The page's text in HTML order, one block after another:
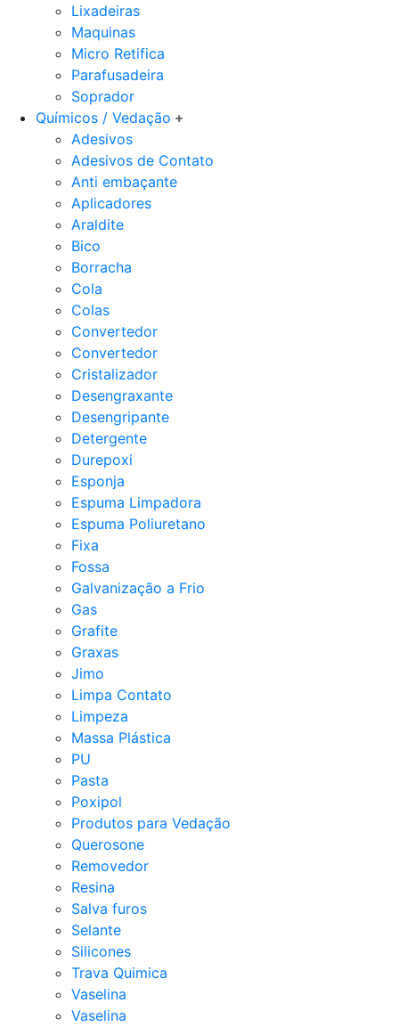
Lixadeiras
Maquinas
Micro Retifica
Parafusadeira
Soprador
Químicos / Vedação
Adesivos
Adesivos de Contato
Anti embaçante
Aplicadores
Araldite
Bico
Borracha
Cola
Colas
Convertedor
Convertedor
Cristalizador
Desengraxante
Desengripante
Detergente
Durepoxi
Esponja
Espuma Limpadora
Espuma Poliuretano
Fixa
Fossa
Galvanização a Frio
Gas
Grafite
Graxas
Jimo
Limpa Contato
Limpeza
Massa Plástica
PU
Pasta
Poxipol
Produtos para Vedação
Querosone
Removedor
Resina
Salva furos
Selante
Silicones
Trava Quimica
Vaselina
Vaselina